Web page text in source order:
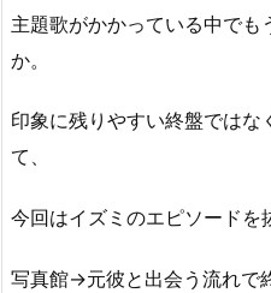
主題歌がかかっている中でも
か。
印象に残りやすい終盤では
て、
今回はイズミのエピソードを
写真館→元彼と出会う流れで